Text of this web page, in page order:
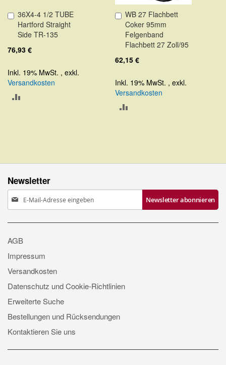
36X4-4 1/2 TUBE
Hartford Straight
Side TR-135
76,93 €
Inkl. 19% MwSt. , exkl.
Versandkosten
In
den
Warenkorb
WB 27 Flachbett
Coker 95mm
Felgenband
Flachbett 27 Zoll/95
62,15 €
Inkl. 19% MwSt. ,exkl.
Versandkosten
In
den
Warenkorb
Newsletter
Anmeldung
zum
Newsletter:
Newsletter abonnieren
AGB
Impressum
Versandkosten
Datenschutz und Cookie-Richtlinien
Erweiterte Suche
Bestellungen und Rücksendungen
Kontaktieren Sie uns